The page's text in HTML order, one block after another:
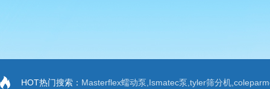
HOT热门搜索： Masterflex蠕动泵,Ismatec泵,tyler筛分机,coleparmer,注射